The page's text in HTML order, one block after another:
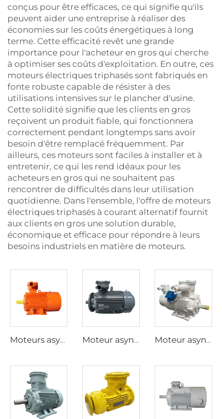
conçus pour être efficaces, ce qui signifie qu'ils
peuvent aider une entreprise à réaliser des
économies sur les coûts énergétiques à long
terme. Cette efficacité revêt une grande
importance pour l'acheteur en gros qui cherche
à optimiser ses coûts d'exploitation. En outre, ces
moteurs électriques triphasés sont fabriqués en
fonte robuste capable de résister à des
utilisations intensives sur le plancher d'usine.
Cette solidité signifie que les clients en gros
reçoivent un produit fiable, qui fonctionnera
correctement pendant longtemps sans avoir
besoin d'être remplacé fréquemment. Par
ailleurs, ces moteurs sont faciles à installer et à
entretenir, ce qui les rend idéaux pour les
acheteurs en gros qui ne souhaitent pas
rencontrer de difficultés dans leur utilisation
quotidienne. Dans l'ensemble, l'offre de moteurs
électriques triphasés à courant alternatif fournit
aux clients en gros une solution durable,
économique et efficace pour répondre à leurs
besoins industriels en matière de moteurs.
Moteurs asynchrones triphasés antidéflagrants de la série YBK3 pour mines de charbon souterraines Moteur asynchrone triphasé antidéflagrant à basse tension de la série YBX5, à efficacité ultra-élevée Moteur asynchrone triphasé antidéflagrant à fréquence variable et régulation de vitesse de la série YBBP